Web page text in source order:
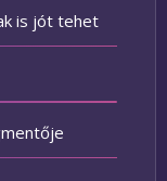
is jót tehet